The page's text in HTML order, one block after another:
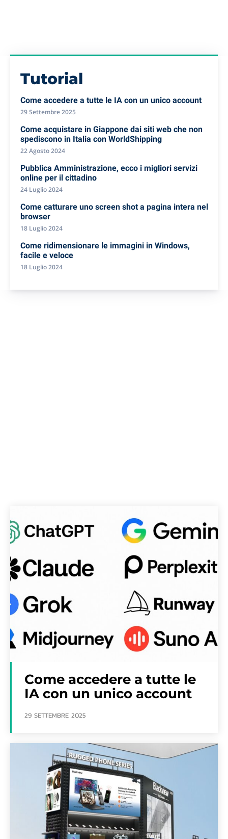
Tutorial
Come accedere a tutte le IA con un unico account
29 Settembre 2025
Come acquistare in Giappone dai siti web che non
spediscono in Italia con WorldShipping
22 Agosto 2024
Pubblica Amministrazione, ecco i migliori servizi
online per il cittadino
24 Luglio 2024
Come catturare uno screen shot a pagina intera nel
browser
18 Luglio 2024
Come ridimensionare le immagini in Windows,
facile e veloce
18 Luglio 2024
Come accedere a tutte le
IA con un unico account
29 SETTEMBRE 2025